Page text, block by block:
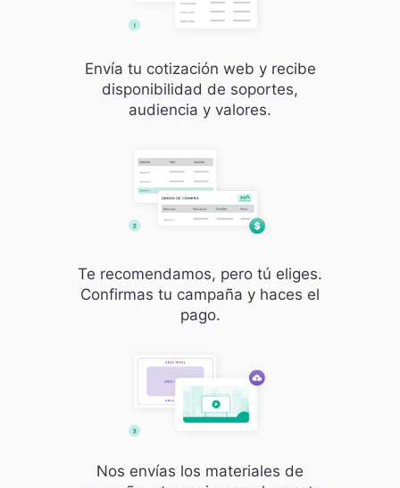
Envía tu cotización web y recibe
disponibilidad de soportes,
audiencia y valores.
Te recomendamos, pero tú eliges.
Confirmas tu campaña y haces el
pago.
Nos envías los materiales de